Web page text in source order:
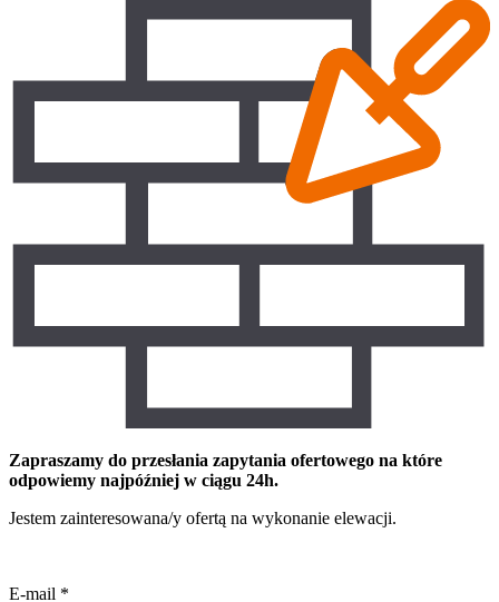
Zapraszamy do przesłania zapytania ofertowego na które
odpowiemy najpóźniej w ciągu 24h.
Jestem zainteresowana/y ofertą na wykonanie elewacji.
E-mail *